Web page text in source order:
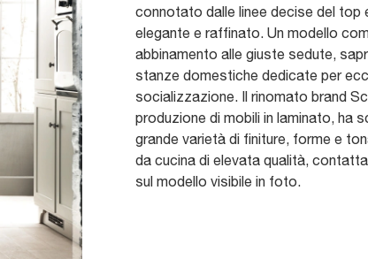
connotato dalle linee decise del top
elegante e raffinato. Un modello
abbinamento alle giuste sedute,
stanze domestiche dedicate per
socializzazione. Il rinomato brand
produzione di mobili in laminato, ha
grande varietà di finiture, forme e
da cucina di elevata qualità,
sul modello visibile in foto.